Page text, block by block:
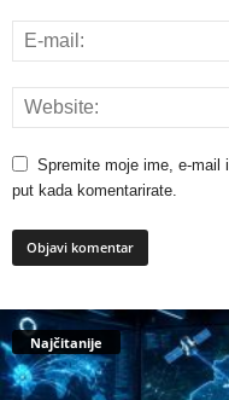
Spremite moje ime, e-mail
put kada komentarirate.
Najčitanije